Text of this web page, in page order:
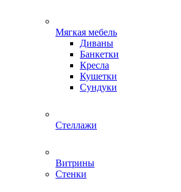
Мягкая мебель
Диваны
Банкетки
Кресла
Кушетки
Сундуки
Стеллажи
Витрины
Стенки